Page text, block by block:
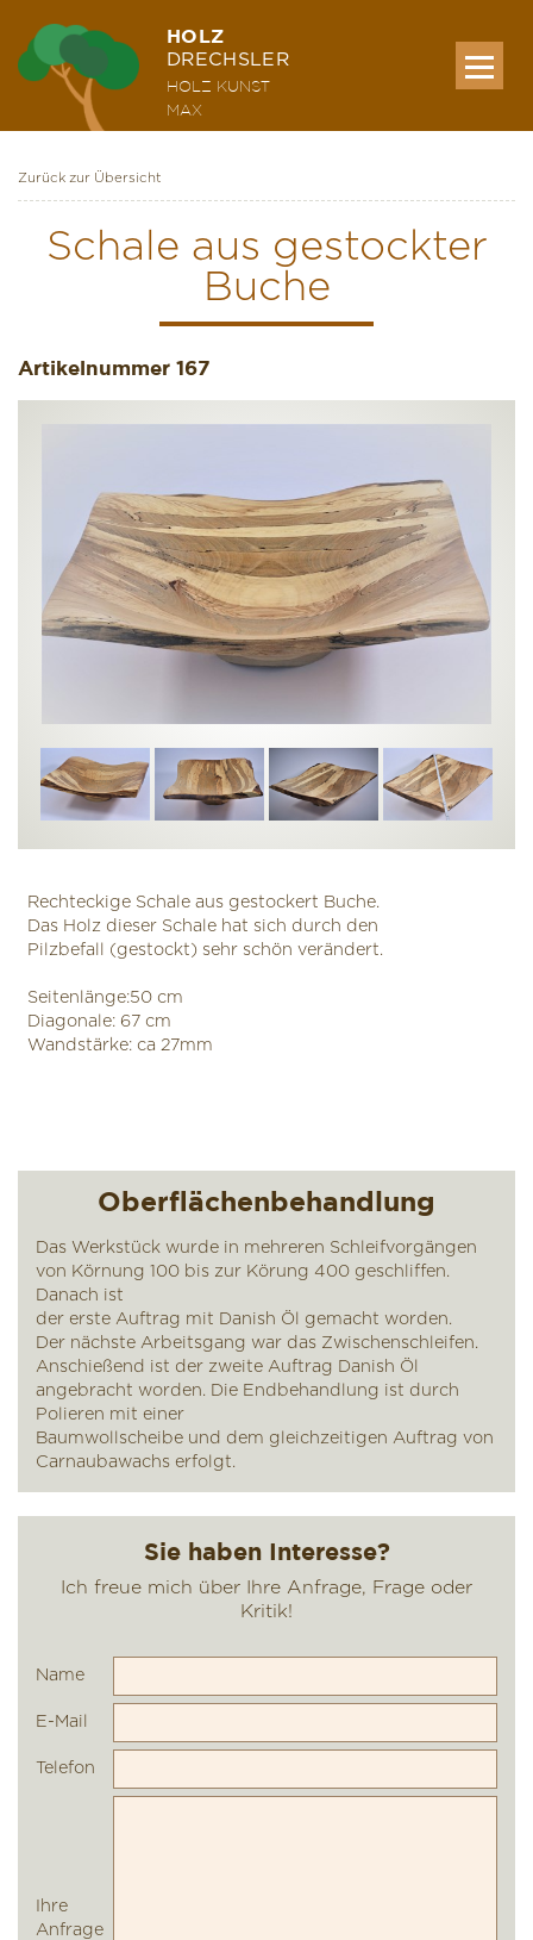
HOLZ
DRECHSLER
HOLZ KUNST
MAX
MEINE WERKE
AUSSTELLUNG & KURSE
ÜBER MICH
Zurück zur Übersicht
Schale aus gestockter
Buche
Artikelnummer 167
Rechteckige Schale aus gestockert Buche.
Das Holz dieser Schale hat sich durch den
Pilzbefall (gestockt) sehr schön verändert.
Seitenlänge:50 cm
Diagonale: 67 cm
Wandstärke: ca 27mm
Oberflächenbehandlung
Das Werkstück wurde in mehreren Schleifvorgängen
von Körnung 100 bis zur Körung 400 geschliffen.
Danach ist
der erste Auftrag mit Danish Öl gemacht worden.
Der nächste Arbeitsgang war das Zwischenschleifen.
Anschießend ist der zweite Auftrag Danish Öl
angebracht worden. Die Endbehandlung ist durch
Polieren mit einer
Baumwollscheibe und dem gleichzeitigen Auftrag von
Carnaubawachs erfolgt.
Name
E-Mail
Telefon
Ihre
Anfrage